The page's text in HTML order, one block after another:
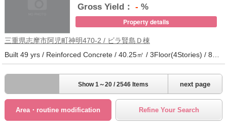
Gross Yield： - %
Property details
三重県志摩市阿児町神明470-2 / ビラ賢島Ｄ棟
next page
Show 1～20 / 2546 Items
Area・routine modification Refine Your Search